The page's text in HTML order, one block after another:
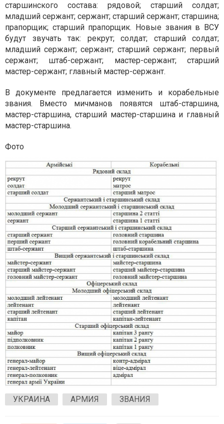
старшинского состава: рядовой; старший солдат;
младший сержант; сержант; старший сержант; старшина;
прапорщик; старший прапорщик. Новые звания в ВСУ
будут звучать так: рекрут; солдат; старший солдат;
младший сержант; сержант; старший сержант; первый
сержант; штаб-сержант; мастер-сержант; старший
мастер-сержант; главный мастер-сержант.
В документе предлагается изменить и корабельные
звания. Вместо мичманов появятся штаб-старшина,
мастер-старшина, старший мастер-старшина и главный
мастер-старшина.
Фото
УКРАИНА АРМИЯ ЗВАНИЯ